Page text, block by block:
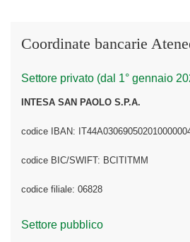
Coordinate bancarie
Settore privato (dal 1° gennaio
INTESA SAN PAOLO S.P.A.
codice IBAN:
codice BIC/SWIFT: BCITITMM
codice filiale: 06828
Settore pubblico